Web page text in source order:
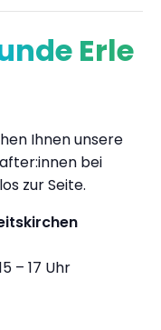
Erle
Ihnen unsere
bei
zur Seite.
– 17 Uhr